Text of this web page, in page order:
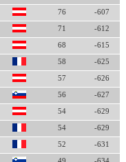
76 -607
71 -612
68 -615
58 -625
57 -626
56 -627
54 -629
54 -629
52 -631